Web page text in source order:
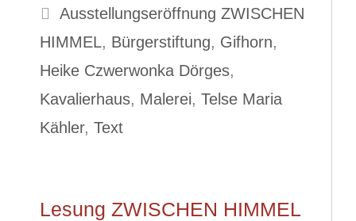
Schlagwörter
Ausstellungseröffnung ZWISCHEN
HIMMEL, Bürgerstiftung, Gifhorn,
Heike Czwerwonka Dörges,
Kavalierhaus, Malerei, Telse Maria
Kähler, Text
Lesung ZWISCHEN HIMMEL